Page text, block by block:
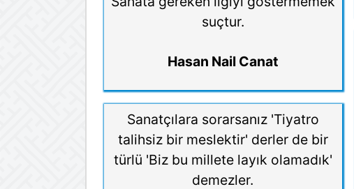
suçtur.
Hasan Nail Canat
Sanatçılara sorarsanız 'Tiyatro
talihsiz bir meslektir' derler de bir
türlü 'Biz bu millete layık olamadık'
demezler.